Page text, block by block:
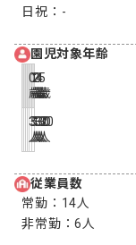
日祝： -
園児対象年齢
0
歳
1
歳
2
歳
3
歳
4
歳
5
歳
3
人
5
人
12
人
30
人
30
人
30
人
従業員数
常勤： 14人
非常勤：6人